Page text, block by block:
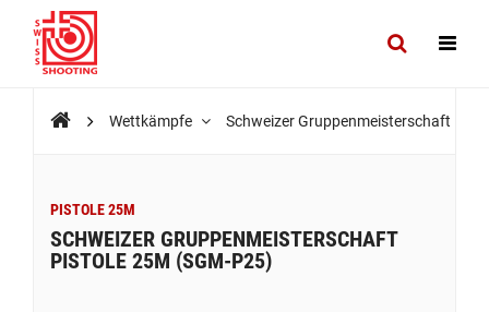
Wettkämpfe Schweizer Gruppenmeisterschaft
PISTOLE 25M
SCHWEIZER GRUPPENMEISTERSCHAFT
PISTOLE 25M (SGM-P25)